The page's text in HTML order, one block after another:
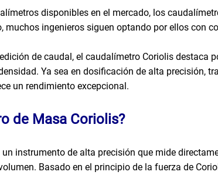
disponibles en el mercado, los
muchos ingenieros siguen optando por ellos con
de caudal, el caudalímetro Coriolis destaca
Ya sea en dosificación de alta precisión,
un rendimiento excepcional.
de Masa Coriolis?
instrumento de alta precisión que mide
Basado en el principio de la fuerza de